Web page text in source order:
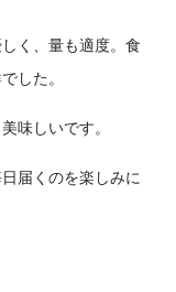
く、量も適度。食
した。
味しいです。
届くのを楽しみに